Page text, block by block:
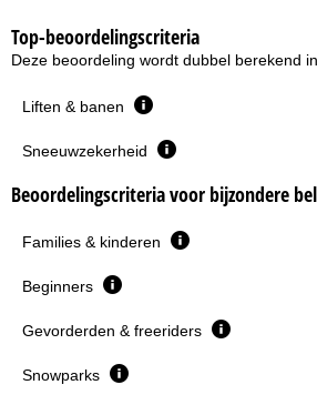
Top-beoordelingscriteria
Deze beoordeling wordt dubbel berekend
Liften & banen
Sneeuwzekerheid
Beoordelingscriteria voor bijzondere
Families & kinderen
Beginners
Gevorderden & freeriders
Snowparks